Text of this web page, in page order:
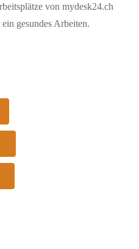
von mydesk24.ch
gesundes Arbeiten.